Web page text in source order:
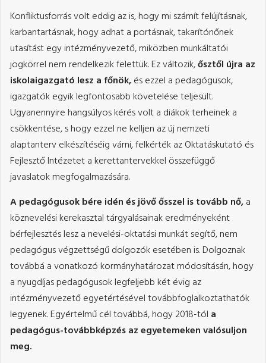
Konfliktusforrás volt eddig az is, hogy mi számít felújításnak,
karbantartásnak, hogy adhat a portásnak, takarítónőnek
utasítást egy intézményvezető, miközben munkáltatói
jogkörrel nem rendelkezik felettük. Ez változik,ősztől újra az
iskolaigazgató lesz a főnök,és ezzel a pedagógusok,
igazgatók egyik legfontosabb követelése teljesült.
Ugyanennyire hangsúlyos kérés volt a diákok terheinek a
csökkentése, s hogy ezzel ne kelljen az új nemzeti
alaptanterv elkészítéséig várni, felkérték az Oktatáskutató és
Fejlesztő Intézetet a kerettantervekkel összefüggő
javaslatok megfogalmazására.
A pedagógusok bére idén és jövő ősszel is tovább nő,a
köznevelési kerekasztal tárgyalásainak eredményeként
bérfejlesztés lesz a nevelési-oktatási munkát segítő, nem
pedagógus végzettségű dolgozók esetében is. Dolgoznak
továbbá a vonatkozó kormányhatározat módosításán, hogy
a nyugdíjas pedagógusok legfeljebb két évig az
intézményvezető egyetértésével továbbfoglalkoztathatók
legyenek. Egyértelmű cél továbbá, hogy 2018-tól a
pedagógus-továbbképzés az egyetemeken valósuljon
meg.